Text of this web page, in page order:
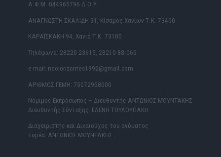
Α.Φ.Μ. 044965796 Δ.Ο.Υ.
ΑΝΑΓΝΩΣΤΗ ΣΚΑΛΙΔΗ 91, Κίσαμος Χανίων Τ.Κ. 73400
ΚΑΡΑΪΣΚΑΚΗ 94, Χανιά Τ.Κ. 73100
Τηλέφωνα: 28220 23615, 28210 88.066
e-mail: neoiorizontes1992@gmail.com
ΑΡΙΘΜΟΣ ΓΕΜΗ: 75072958000
Νόμιμος Εκπρόσωπος – Διευθυντής ΑΝΤΩΝΙΟΣ ΜΟΥΝΤΑΚΗΣ
Διευθυντής Σύνταξης: ΕΛΕΝΗ ΤΟΥΛΟΥΠΑΚΗ
Διαχειριστής και Δικαιούχος του ονόματος
τομέα: ΑΝΤΩΝΙΟΣ ΜΟΥΝΤΑΚΗΣ